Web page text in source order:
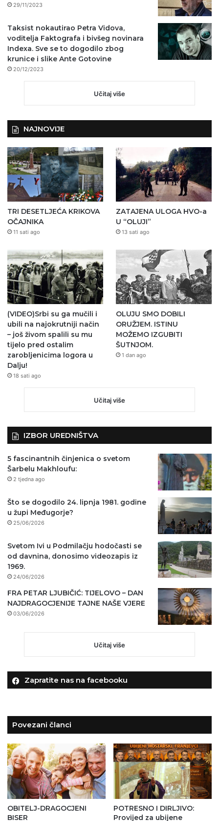
29/11/2023
Taksist nokautirao Petra Vidova,
voditelja Faktografa i bivšeg novinara
Indexa. Sve se to dogodilo zbog
krunice i slike Ante Gotovine
20/12/2023
Učitaj više
NAJNOVIJE
TRI DESETLJEĆA KRIKOVA
OČAJNIKA
11 sati ago
ZATAJENA ULOGA HVO-a
U “OLUJI”
13 sati ago
(VIDEO)Srbi su ga mučili i
ubili na najokrutniji način
– još živom spalili su mu
tijelo pred ostalim
zarobljenicima logora u
Dalju!
18 sati ago
OLUJU SMO DOBILI
ORUŽJEM. ISTINU
MOŽEMO IZGUBITI
ŠUTNJOM.
1 dan ago
Učitaj više
IZBOR UREDNIŠTVA
5 fascinantnih činjenica o svetom
Šarbelu Makhloufu:
2 tjedna ago
Što se dogodilo 24. lipnja 1981. godine
u župi Međugorje?
25/06/2026
Svetom Ivi u Podmilačju hodočasti se
od davnina, donosimo videozapis iz
1969.
24/06/2026
FRA PETAR LJUBIČIĆ: TIJELOVO – DAN
NAJDRAGOCJENIJE TAJNE NAŠE VJERE
03/06/2026
Učitaj više
Zapratite nas na facebooku
Povezani članci
OBITELJ-DRAGOCJENI
BISER
POTRESNO I DIRLJIVO:
Provijed za ubijene